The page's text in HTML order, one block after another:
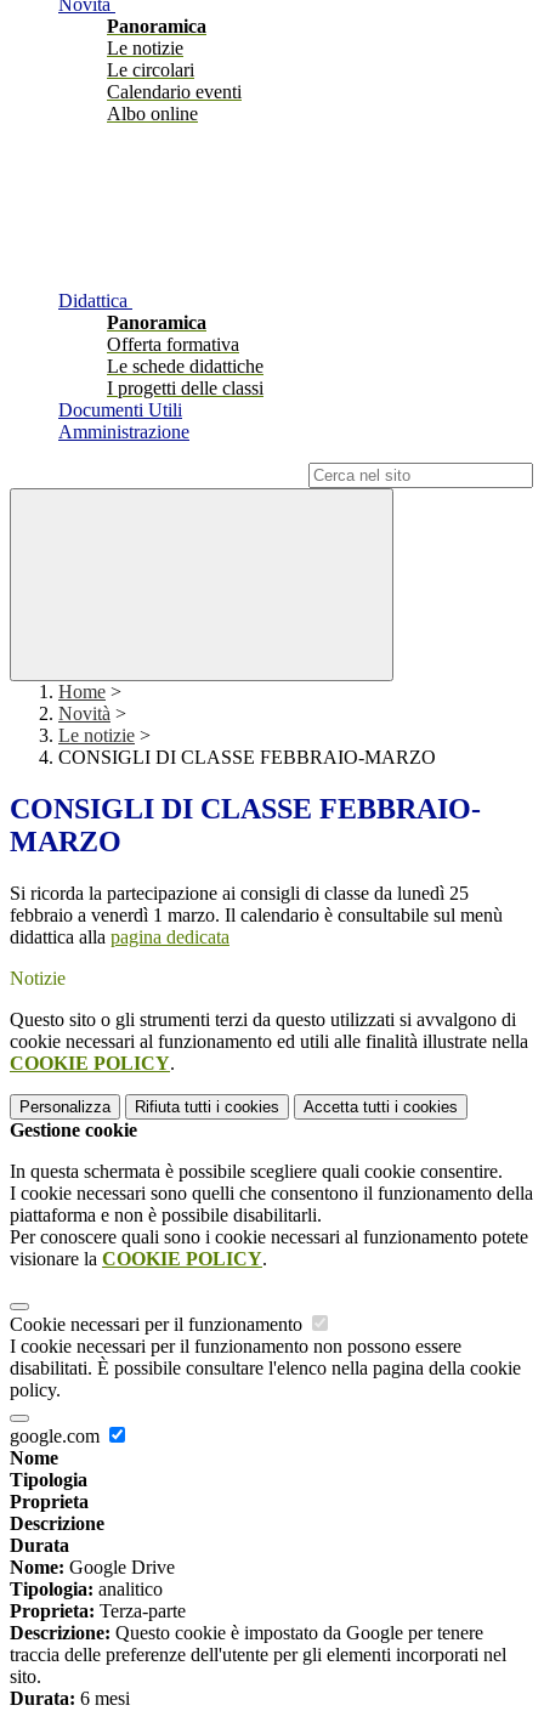
Novità
Panoramica
Le notizie
Le circolari
Calendario eventi
Albo online
Didattica
Panoramica
Offerta formativa
Le schede didattiche
I progetti delle classi
Documenti Utili
Amministrazione
Home >
Novità >
Le notizie >
CONSIGLI DI CLASSE FEBBRAIO-MARZO
CONSIGLI DI CLASSE FEBBRAIO-
MARZO
Si ricorda la partecipazione ai consigli di classe da lunedì 25
febbraio a venerdì 1 marzo. Il calendario è consultabile sul menù
didattica alla pagina dedicata
Notizie
Questo sito o gli strumenti terzi da questo utilizzati si avvalgono di
cookie necessari al funzionamento ed utili alle finalità illustrate nella
COOKIE POLICY.
Personalizza Rifiuta tutti i cookies Accetta tutti i cookies
Gestione cookie
In questa schermata è possibile scegliere quali cookie consentire.
I cookie necessari sono quelli che consentono il funzionamento della
piattaforma e non è possibile disabilitarli.
Per conoscere quali sono i cookie necessari al funzionamento potete
visionare la COOKIE POLICY.
Cookie necessari per il funzionamento
I cookie necessari per il funzionamento non possono essere
disabilitati. È possibile consultare l'elenco nella pagina della cookie
policy.
google.com
Nome
Tipologia
Proprieta
Descrizione
Durata
Nome: Google Drive
Tipologia: analitico
Proprieta: Terza-parte
Descrizione: Questo cookie è impostato da Google per tenere
traccia delle preferenze dell'utente per gli elementi incorporati nel
sito.
Durata: 6 mesi